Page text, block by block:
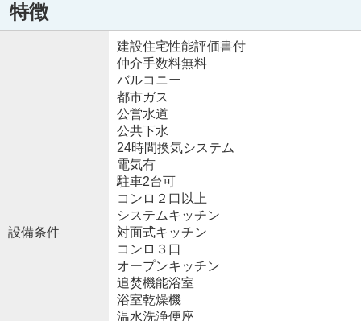
特徴
設備条件
建設住宅性能評価書付
仲介手数料無料
バルコニー
都市ガス
公営水道
公共下水
24時間換気システム
電気有
駐車2台可
コンロ２口以上
システムキッチン
対面式キッチン
コンロ３口
オープンキッチン
追焚機能浴室
浴室乾燥機
温水洗浄便座